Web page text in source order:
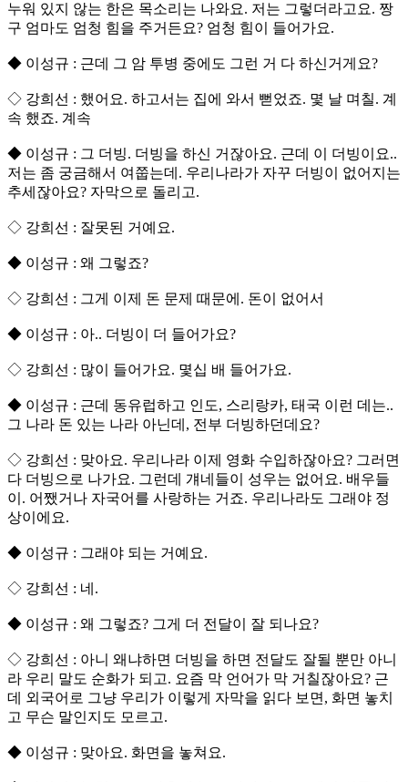
누워 있지 않는 한은 목소리는 나와요. 저는 그렇더라고요. 짱
구 엄마도 엄청 힘을 주거든요? 엄청 힘이 들어가요.
◆ 이성규 : 근데 그 암 투병 중에도 그런 거 다 하신거게요?
◇ 강희선 : 했어요. 하고서는 집에 와서 뻗었죠. 몇 날 며칠. 계
속 했죠. 계속
◆ 이성규 : 그 더빙. 더빙을 하신 거잖아요. 근데 이 더빙이요..
저는 좀 궁금해서 여쭙는데. 우리나라가 자꾸 더빙이 없어지는
추세잖아요? 자막으로 돌리고.
◇ 강희선 : 잘못된 거예요.
◆ 이성규 : 왜 그렇죠?
◇ 강희선 : 그게 이제 돈 문제 때문에. 돈이 없어서
◆ 이성규 : 아.. 더빙이 더 들어가요?
◇ 강희선 : 많이 들어가요. 몇십 배 들어가요.
◆ 이성규 : 근데 동유럽하고 인도, 스리랑카, 태국 이런 데는..
그 나라 돈 있는 나라 아닌데, 전부 더빙하던데요?
◇ 강희선 : 맞아요. 우리나라 이제 영화 수입하잖아요? 그러면
다 더빙으로 나가요. 그런데 걔네들이 성우는 없어요. 배우들
이. 어쨌거나 자국어를 사랑하는 거죠. 우리나라도 그래야 정
상이에요.
◆ 이성규 : 그래야 되는 거예요.
◇ 강희선 : 네.
◆ 이성규 : 왜 그렇죠? 그게 더 전달이 잘 되나요?
◇ 강희선 : 아니 왜냐하면 더빙을 하면 전달도 잘될 뿐만 아니
라 우리 말도 순화가 되고. 요즘 막 언어가 막 거칠잖아요? 근
데 외국어로 그냥 우리가 이렇게 자막을 읽다 보면, 화면 놓치
고 무슨 말인지도 모르고.
◆ 이성규 : 맞아요. 화면을 놓쳐요.